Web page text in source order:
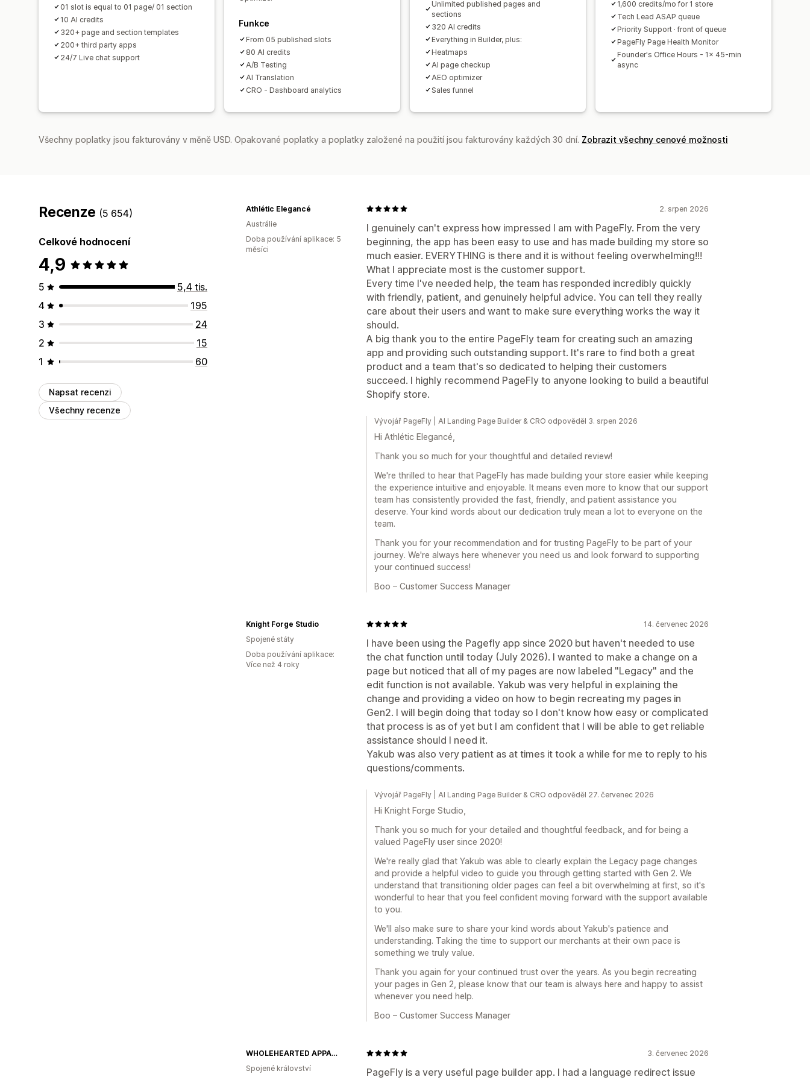
01 slot is equal to 01 page/ 01 section
10 AI credits
320+ page and section templates
200+ third party apps
24/7 Live chat support
Funkce
From 05 published slots
80 AI credits
A/B Testing
AI Translation
CRO - Dashboard analytics
Unlimited published pages and
sections
320 AI credits
Everything in Builder, plus:
Heatmaps
AI page checkup
AEO optimizer
Sales funnel
1,600 credits/mo for 1 store
Tech Lead ASAP queue
Priority Support · front of queue
PageFly Page Health Monitor
Founder's Office Hours - 1x 45-min
async
Všechny poplatky jsou fakturovány v měně USD. Opakované poplatky a poplatky založené na použití jsou fakturovány každých 30 dní. Zobrazit všechny cenové možnosti
Recenze (5 654)
Celkové hodnocení
4,9
5
5,4 tis.
4
195
3
24
2
15
1
60
Napsat recenzi
Všechny recenze
2. srpen 2026
I genuinely can't express how impressed I am with PageFly. From the very
beginning, the app has been easy to use and has made building my store so
much easier. EVERYTHING is there and it is without feeling overwhelming!!!
What I appreciate most is the customer support.
Every time I've needed help, the team has responded incredibly quickly
with friendly, patient, and genuinely helpful advice. You can tell they really
care about their users and want to make sure everything works the way it
should.
A big thank you to the entire PageFly team for creating such an amazing
app and providing such outstanding support. It's rare to find both a great
product and a team that's so dedicated to helping their customers
succeed. I highly recommend PageFly to anyone looking to build a beautiful
Shopify store.
Athlétic Elegancé
Austrálie
Doba používání aplikace: 5
měsíci
Vývojář PageFly | AI Landing Page Builder & CRO odpověděl 3. srpen 2026
Hi Athlétic Elegancé,
Thank you so much for your thoughtful and detailed review!
We're thrilled to hear that PageFly has made building your store easier while keeping
the experience intuitive and enjoyable. It means even more to know that our support
team has consistently provided the fast, friendly, and patient assistance you
deserve. Your kind words about our dedication truly mean a lot to everyone on the
team.
Thank you for your recommendation and for trusting PageFly to be part of your
journey. We're always here whenever you need us and look forward to supporting
your continued success!
Boo – Customer Success Manager
14. červenec 2026
I have been using the Pagefly app since 2020 but haven't needed to use
the chat function until today (July 2026). I wanted to make a change on a
page but noticed that all of my pages are now labeled "Legacy" and the
edit function is not available. Yakub was very helpful in explaining the
change and providing a video on how to begin recreating my pages in
Gen2. I will begin doing that today so I don't know how easy or complicated
that process is as of yet but I am confident that I will be able to get reliable
assistance should I need it.
Yakub was also very patient as at times it took a while for me to reply to his
questions/comments.
Knight Forge Studio
Spojené státy
Doba používání aplikace:
Více než 4 roky
Vývojář PageFly | AI Landing Page Builder & CRO odpověděl 27. červenec 2026
Hi Knight Forge Studio,
Thank you so much for your detailed and thoughtful feedback, and for being a
valued PageFly user since 2020!
We're really glad that Yakub was able to clearly explain the Legacy page changes
and provide a helpful video to guide you through getting started with Gen 2. We
understand that transitioning older pages can feel a bit overwhelming at first, so it's
wonderful to hear that you feel confident moving forward with the support available
to you.
We'll also make sure to share your kind words about Yakub's patience and
understanding. Taking the time to support our merchants at their own pace is
something we truly value.
Thank you again for your continued trust over the years. As you begin recreating
your pages in Gen 2, please know that our team is always here and happy to assist
whenever you need help.
Boo – Customer Success Manager
3. červenec 2026
PageFly is a very useful page builder app. I had a language redirect issue
WHOLEHEARTED APPAREL
Spojené království